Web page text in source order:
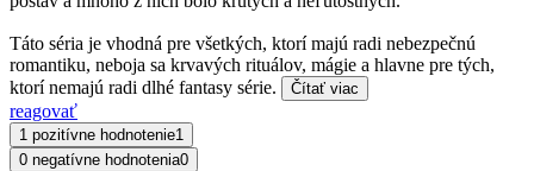
Táto séria je vhodná pre všetkých, ktorí majú radi nebezpečnú
romantiku, neboja sa krvavých rituálov, mágie a hlavne pre tých,
ktorí nemajú radi dlhé fantasy série.
Čítať viac
reagovať
1 pozitívne hodnotenie1
0 negatívne hodnotenia0